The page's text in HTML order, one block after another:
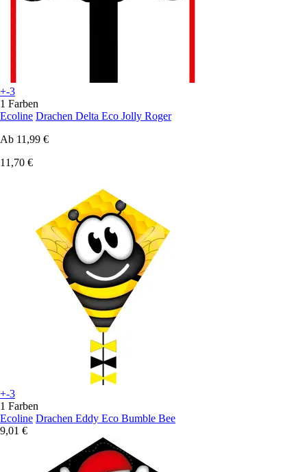
+-3
1 Farben
Ecoline Drachen Delta Eco Jolly Roger
Ab 11,99 €
11,70 €
+-3
1 Farben
Ecoline Drachen Eddy Eco Bumble Bee
9,01 €